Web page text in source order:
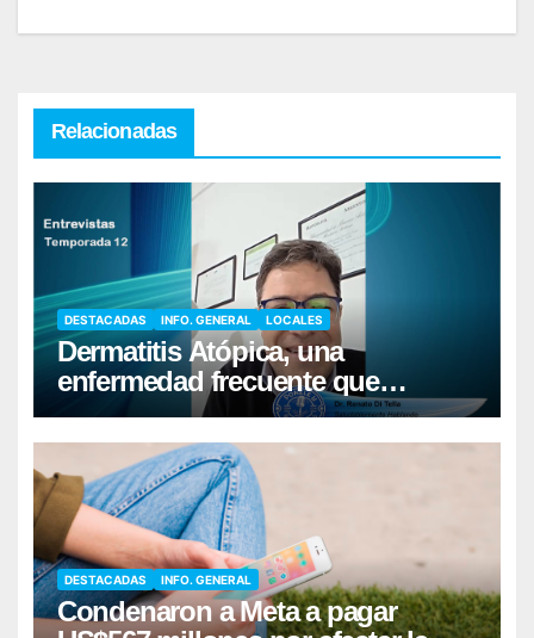
Relacionadas
DESTACADAS INFO. GENERAL LOCALES
Dermatitis Atópica, una
enfermedad frecuente que
requiere cuidados diarios de la
piel
DESTACADAS INFO. GENERAL
Condenaron a Meta a pagar